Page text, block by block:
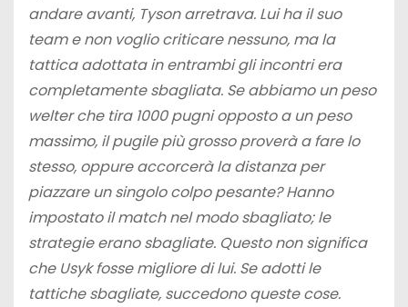
andare avanti, Tyson arretrava. Lui ha il suo
team e non voglio criticare nessuno, ma la
tattica adottata in entrambi gli incontri era
completamente sbagliata. Se abbiamo un peso
welter che tira 1000 pugni opposto a un peso
massimo, il pugile più grosso proverà a fare lo
stesso, oppure accorcerà la distanza per
piazzare un singolo colpo pesante? Hanno
impostato il match nel modo sbagliato; le
strategie erano sbagliate. Questo non significa
che Usyk fosse migliore di lui. Se adotti le
tattiche sbagliate, succedono queste cose.